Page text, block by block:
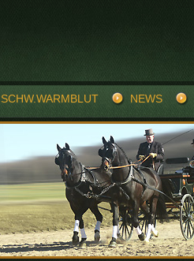
SCHW.WARMBLUT NEWS